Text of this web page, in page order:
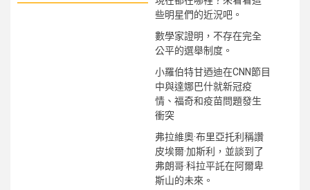
些明星們的近況吧。
數學家證明，不存在完全
公平的選舉制度。
小羅伯特甘迺迪在CNN節目
中與達娜巴什就新冠疫
情、福奇和疫苗問題發生
衝突
弗拉維奧·布里亞托利稱讚
皮埃爾·加斯利，並談到了
弗朗哥·科拉平託在阿爾卑
斯山的未來。